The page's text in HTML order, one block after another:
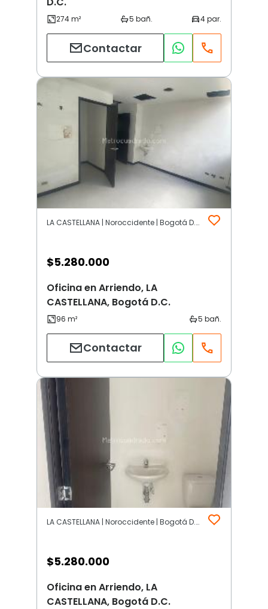
Contactar
LA CASTELLANA | Noroccidente | Bogotá D.C.
$5.280.000
Oficina en Arriendo, LA
CASTELLANA, Bogotá D.C.
Contactar
LA CASTELLANA | Noroccidente | Bogotá D.C.
$5.280.000
Oficina en Arriendo, LA
CASTELLANA, Bogotá D.C.